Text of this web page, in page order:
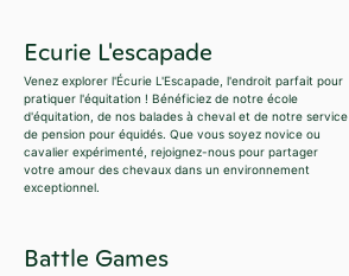
Ecurie L'escapade
Venez explorer l'Écurie L'Escapade, l'endroit parfait pour
pratiquer l'équitation ! Bénéficiez de notre école
d'équitation, de nos balades à cheval et de notre service
de pension pour équidés. Que vous soyez novice ou
cavalier expérimenté, rejoignez-nous pour partager
votre amour des chevaux dans un environnement
exceptionnel.
Battle Games